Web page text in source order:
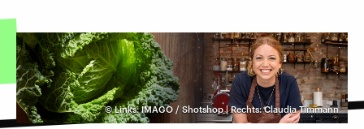
©Links: IMAGO / Shotshop | Rechts: Claudia Timmann